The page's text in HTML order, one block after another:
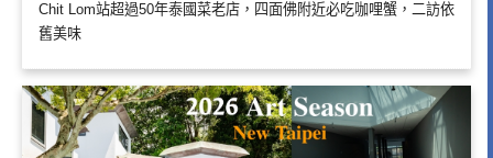
Chit Lom站超過50年泰國菜老店，四面佛附近必吃咖哩蟹，二訪依
舊美味